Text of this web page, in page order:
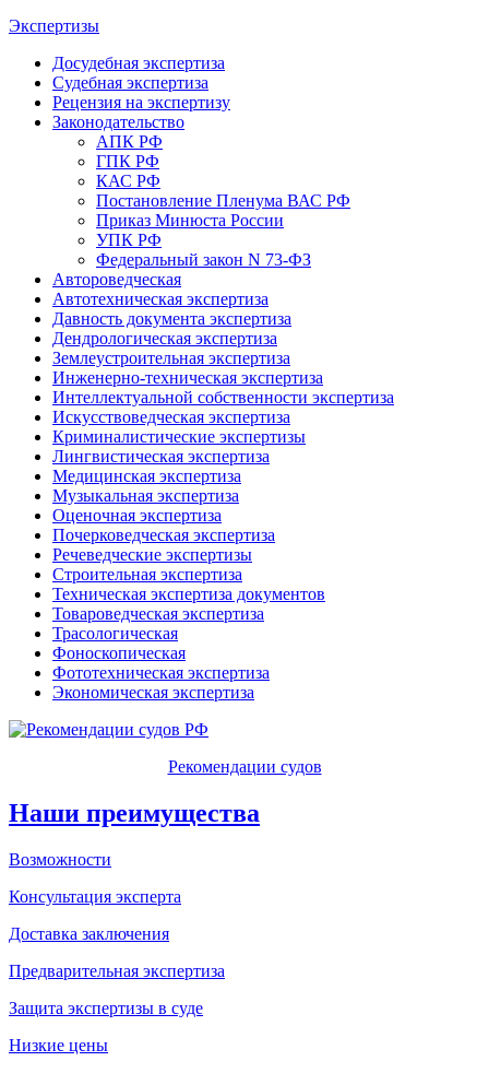
Экспертизы
Досудебная экспертиза
Судебная экспертиза
Рецензия на экспертизу
Законодательство
АПК РФ
ГПК РФ
КАС РФ
Постановление Пленума ВАС РФ
Приказ Минюста России
УПК РФ
Федеральный закон N 73-ФЗ
Автороведческая
Автотехническая экспертиза
Давность документа экспертиза
Дендрологическая экспертиза
Землеустроительная экспертиза
Инженерно-техническая экспертиза
Интеллектуальной собственности экспертиза
Искусствоведческая экспертиза
Криминалистические экспертизы
Лингвистическая экспертиза
Медицинская экспертиза
Музыкальная экспертиза
Оценочная экспертиза
Почерковедческая экспертиза
Речеведческие экспертизы
Строительная экспертиза
Техническая экспертиза документов
Товароведческая экспертиза
Трасологическая
Фоноскопическая
Фототехническая экспертиза
Экономическая экспертиза
Рекомендации судов
Наши преимущества
Возможности
Консультация эксперта
Доставка заключения
Предварительная экспертиза
Защита экспертизы в суде
Низкие цены